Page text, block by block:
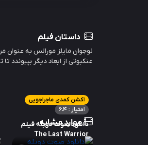
داستان فیلم
نوجوان مایلز مورالس به عنوان
عنکبوتی از ابعاد دیگر
موارد مشابه
اکشن کمدی ماجراجویی
امتیاز : 6.4
دانلود صوت دوبله فیلم
The Last Warrior